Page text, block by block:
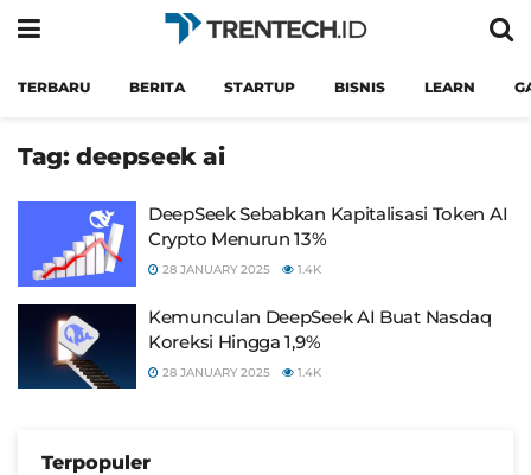
TERBARU BERITA STARTUP BISNIS LEARN
Tag: deepseek ai
DeepSeek Sebabkan Kapitalisasi Token AI
Crypto Menurun 13%
28 JANUARY 2025 1.4K
Kemunculan DeepSeek AI Buat Nasdaq
Koreksi Hingga 1,9%
28 JANUARY 2025 1.4K
Terpopuler